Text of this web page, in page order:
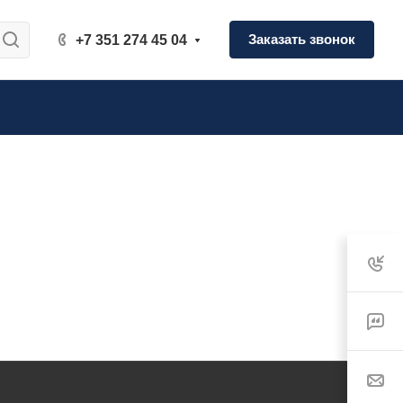
+7 351 274 45 04 Заказать звонок